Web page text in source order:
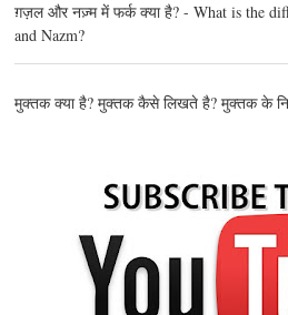
ग़ज़ल और नज़्म में फर्क क्या है? - What is the
and Nazm?
मुक्तक क्या है? मुक्तक कैसे लिखते है? मुक्तक के